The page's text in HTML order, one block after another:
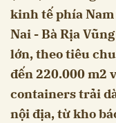
kinh tế phía Nam
Nai - Bà Rịa
lớn, theo tiêu
đến 220.000 m2
containers trải
nội địa, từ kho